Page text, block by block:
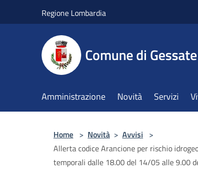
Regione Lombardia
Comune di Gessate
Amministrazione Novità Servizi
Home > Novità > Avvisi >
Allerta codice Arancione per rischio
temporali dalle 18.00 del 14/05 alle 9.00